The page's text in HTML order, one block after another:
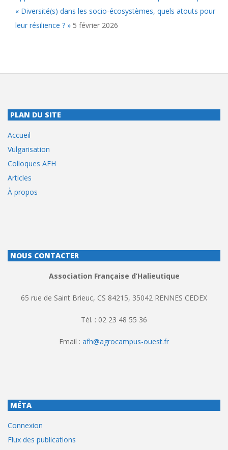
« Diversité(s) dans les socio-écosystèmes, quels atouts pour
leur résilience ? » 5 février 2026
PLAN DU SITE
Accueil
Vulgarisation
Colloques AFH
Articles
À propos
NOUS CONTACTER
Association Française d’Halieutique
65 rue de Saint Brieuc, CS 84215, 35042 RENNES CEDEX
Tél. : 02 23 48 55 36
Email : afh@agrocampus-ouest.fr
MÉTA
Connexion
Flux des publications